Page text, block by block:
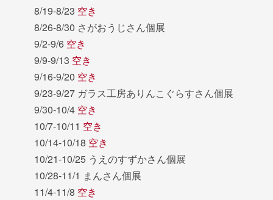
8/19-8/23 空き
8/26-8/30 さがおうじさん個展
9/2-9/6 空き
9/9-9/13 空き
9/16-9/20 空き
9/23-9/27 ガラス工房ありんこぐらすさん個展
9/30-10/4 空き
10/7-10/11 空き
10/14-10/18 空き
10/21-10/25 うえのすずかさん個展
10/28-11/1 まんさん個展
11/4-11/8 空き